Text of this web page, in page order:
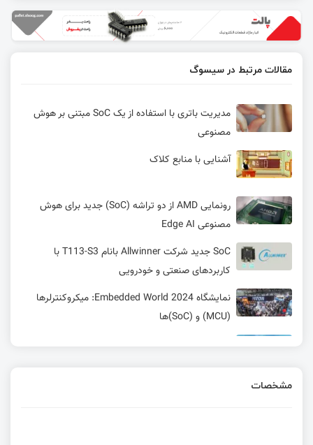
مقالات مرتبط در سیسوگ
مدیریت باتری با استفاده از یک SoC مبتنی بر هوش
مصنوعی
آشنایی با منابع کلاک
رونمایی AMD از دو تراشه (SoC) جدید برای هوش
مصنوعی Edge AI
SoC جدید شرکت Allwinner بانام T113-S3 با
کاربردهای صنعتی و خودرویی
نمایشگاه Embedded World 2024: میکروکنترلرها
(MCU) و (SoC)ها
مشخصات